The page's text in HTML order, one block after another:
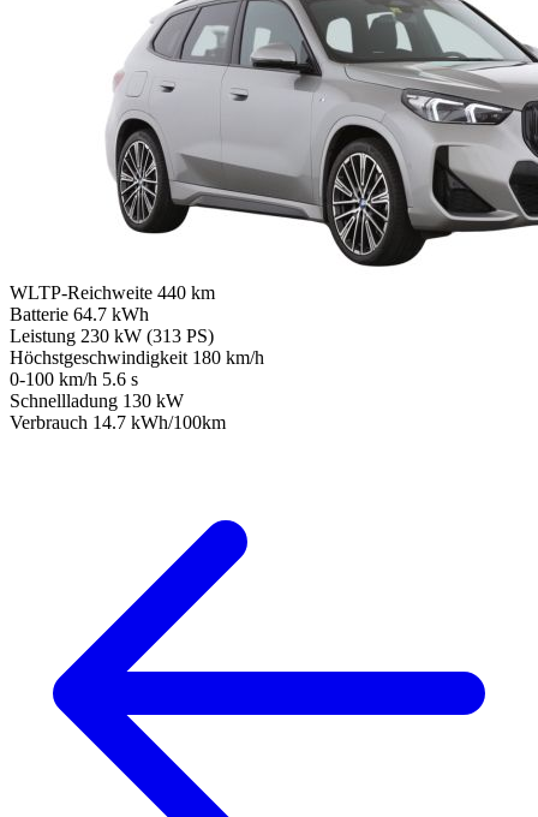
WLTP-Reichweite 440 km
Batterie 64.7 kWh
Leistung 230 kW (313 PS)
Höchstgeschwindigkeit 180 km/h
0-100 km/h 5.6 s
Schnellladung 130 kW
Verbrauch 14.7 kWh/100km